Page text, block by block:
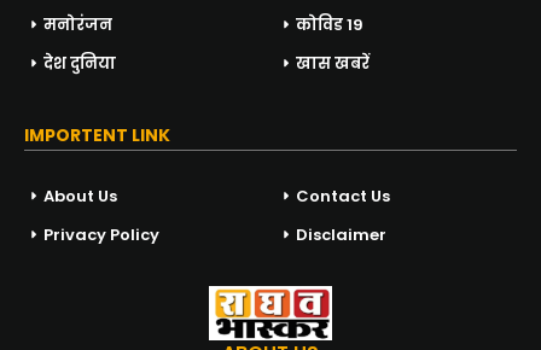
मनोरंजन
कोविड 19
देश दुनिया
खास खबरें
IMPORTENT LINK
About Us
Contact Us
Privacy Policy
Disclaimer